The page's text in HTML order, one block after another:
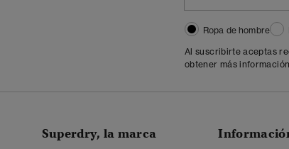
Ropa de hombre
Al suscribirte aceptas
obtener más
Superdry, la marca